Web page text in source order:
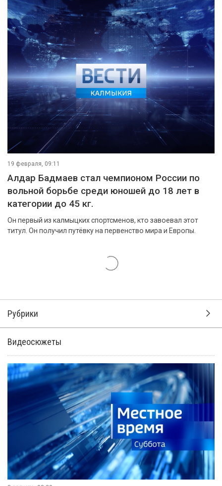
19 февраля, 09:11
Алдар Бадмаев стал чемпионом России по
вольной борьбе среди юношей до 18 лет в
категории до 45 кг.
Он первый из калмыцких спортсменов, кто завоевал этот
титул. Он получил путёвку на первенство мира и Европы.
Рубрики
Видеосюжеты